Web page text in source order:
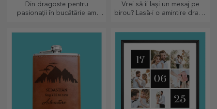
Din dragoste pentru
pasionații în bucătărie am
Vrei să îi lași un mesaj pe
birou? Lasă-i o amintire dragă